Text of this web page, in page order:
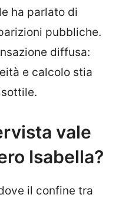
ha parlato di
pubbliche.
diffusa:
e calcolo stia
vale
Isabella?
il confine tra